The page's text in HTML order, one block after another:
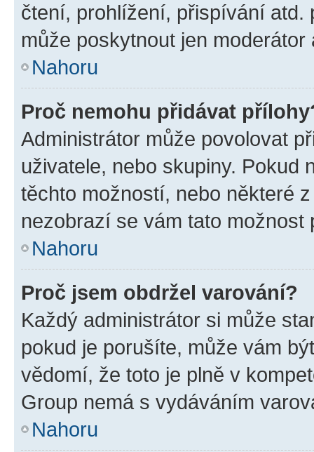
čtení, prohlížení, přispívání atd.
může poskytnout jen
Nahoru
Proč nemohu přidávat
Administrátor může povolovat
uživatele, nebo skupiny. Pokud
těchto možností, nebo některé
nezobrazí se vám tato
Nahoru
Proč jsem obdržel varování?
Každý administrátor si může
pokud je porušíte, může vám
vědomí, že toto je plně v
Group nemá s vydáváním
Nahoru